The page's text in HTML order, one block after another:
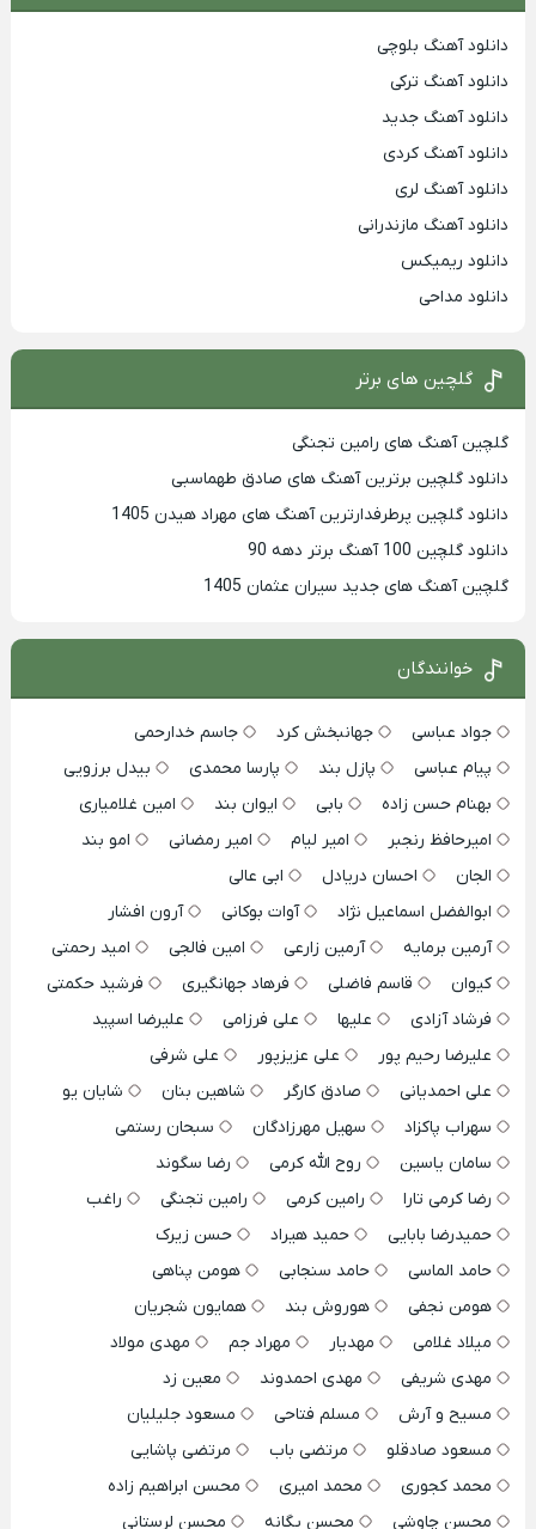
دانلود آهنگ بلوچی
دانلود آهنگ ترکی
دانلود آهنگ جدید
دانلود آهنگ کردی
دانلود آهنگ لری
دانلود آهنگ مازندرانی
دانلود ریمیکس
دانلود مداحی
گلچین های برتر
گلچین آهنگ های رامین تجنگی
دانلود گلچین برترین آهنگ های صادق طهماسبی
دانلود گلچین پرطرفدارترین آهنگ های مهراد هیدن 1405
دانلود گلچین 100 آهنگ برتر دهه 90
گلچین آهنگ های جدید سیران عثمان 1405
خوانندگان
جواد عباسی جهانبخش کرد
جاسم خدارحمی
پیام عباسی
پازل بند پارسا محمدی
بیدل برزویی
بهنام حسن زاده
بابی ایوان بند
امین غلامیاری
امیرحافظ رنجبر
امیر لیام امیر رمضانی
امو بند
الجان
احسان دریادل
ابی عالی
ابوالفضل اسماعیل نژاد
آوات بوکانی
آرون افشار
آرمین برمایه
آرمین زارعی امین فالجی
امید رحمتی
کیوان
قاسم فاضلی فرهاد جهانگیری
فرشید حکمتی
فرشاد آزادی
علیها علی فرزامی
علیرضا اسپید
علیرضا رحیم پور
علی عزیزپور
علی شرفی
علی احمدیانی
صادق کارگر شاهین بنان
شایان یو
سهراب پاکزاد
سهیل مهرزادگان
سبحان رستمی
سامان یاسین
روح الله کرمی
رضا سگوند
رضا کرمی تارا
رامین کرمی رامین تجنگی
راغب
حمیدرضا بابایی
حمید هیراد
حسن زیرک
حامد الماسی
حامد سنجابی
هومن پناهی
هومن نجفی
هوروش بند
همایون شجریان
میلاد غلامی
مهدیار مهراد جم
مهدی مولاد
مهدی شریفی
مهدی احمدوند
معین زد
مسیح و آرش
مسلم فتاحی
مسعود جلیلیان
مسعود صادقلو
مرتضی باب
مرتضی پاشایی
محمد کجوری
محمد امیری
محسن ابراهیم زاده
محسن چاوشی
محسن یگانه محسن لرستانی